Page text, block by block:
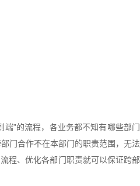
端”的流程，各业务都不知有哪些部门
门合作不在本部门的职责范围，无法
程、优化各部门职责就可以保证跨部